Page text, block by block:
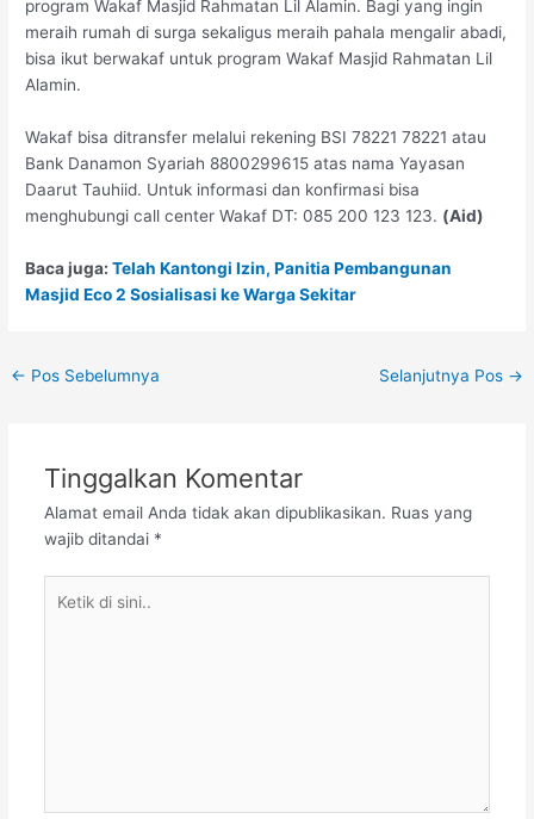
program Wakaf Masjid Rahmatan Lil Alamin. Bagi yang ingin
meraih rumah di surga sekaligus meraih pahala mengalir abadi,
bisa ikut berwakaf untuk program Wakaf Masjid Rahmatan Lil
Alamin.
Wakaf bisa ditransfer melalui rekening BSI 78221 78221 atau
Bank Danamon Syariah 8800299615 atas nama Yayasan
Daarut Tauhiid. Untuk informasi dan konfirmasi bisa
menghubungi call center Wakaf DT: 085 200 123 123. (Aid)
Baca juga:Telah Kantongi Izin, Panitia Pembangunan
Masjid Eco 2 Sosialisasi ke Warga Sekitar
← Pos Sebelumnya Selanjutnya Pos →
Tinggalkan Komentar
Alamat email Anda tidak akan dipublikasikan. Ruas yang
wajib ditandai *